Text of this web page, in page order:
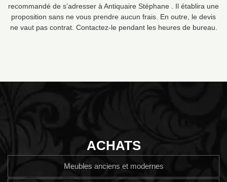
recommandé de s’adresser à Antiquaire Stéphane . Il établira une
proposition sans ne vous prendre aucun frais. En outre, le devis
ne vaut pas contrat. Contactez-le pendant les heures de bureau.
ACHATS
Meubles anciens et modernes